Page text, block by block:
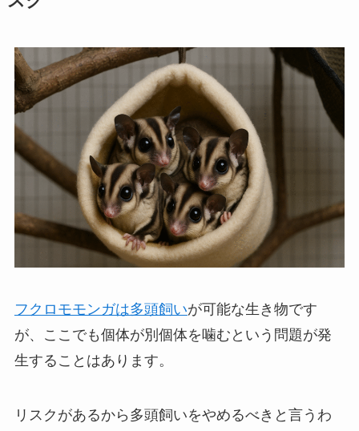
フクロモモンガは多頭飼いが可能な生き物です
が、ここでも個体が別個体を噛むという問題が発
生することはあります。
リスクがあるから多頭飼いをやめるべきと言うわ